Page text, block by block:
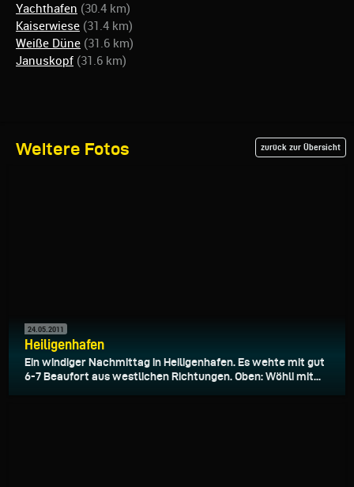
Yachthafen (30.4 km)
Kaiserwiese (31.4 km)
Weiße Düne (31.6 km)
Januskopf (31.6 km)
Weitere Fotos zurück zur Übersicht
24.05.2011
Heiligenhafen
Ein windiger Nachmittag in Heiligenhafen. Es wehte mit gut
6-7 Beaufort aus westlichen Richtungen. Oben: Wöhli mit...